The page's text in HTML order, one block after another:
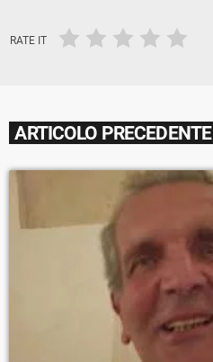
RATE IT
ARTICOLO PRECEDENTE